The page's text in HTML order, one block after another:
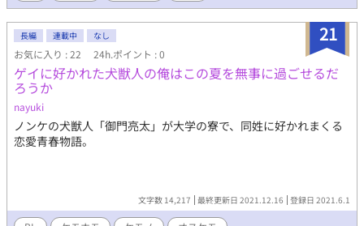
21
長編 連載中 なし
お気に入り : 22 24h.ポイント : 0
ゲイに好かれた犬獣人の俺はこの夏を無事に過ごせるだ
ろうか
nayuki
ノンケの犬獣人「御門亮太」が大学の寮で、同姓に好かれまくる
恋愛青春物語。
文字数 14,217 最終更新日 2021.12.16 登録日 2021.6.1